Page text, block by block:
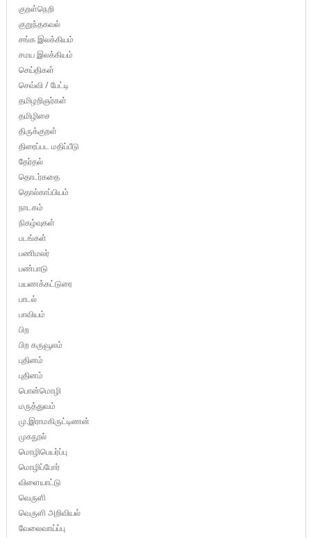
குறள்நெறி
குறுந்தகவல்
சங்க இலக்கியம்
சமய இலக்கியம்
செய்திகள்
செவ்வி / பேட்டி
தமிழறிஞர்கள்
தமிழிசை
திருக்குறள்
திரைப்பட மதிப்பீடு
தேர்தல்
தொடர்கதை
தொல்காப்பியம்
நாடகம்
நிகழ்வுகள்
படங்கள்
பணிமலர்
பண்பாடு
பயணக்கட்டுரை
பாடல்
பாவியம்
பிற
பிற கருவூலம்
புதினம்
புதினம்
பொன்மொழி
மருத்துவம்
மு.இராமகிருட்டிணன்
முகநூல்
மொழிபெயர்ப்பு
மொழிப்போர்
விளையாட்டு
வெருளி
வெருளி அறிவியல்
வேலைவாய்ப்பு